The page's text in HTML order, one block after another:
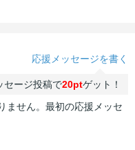
応援メッセージを書く
セージ投稿で20ptゲット！
ません。最初の応援メッセ